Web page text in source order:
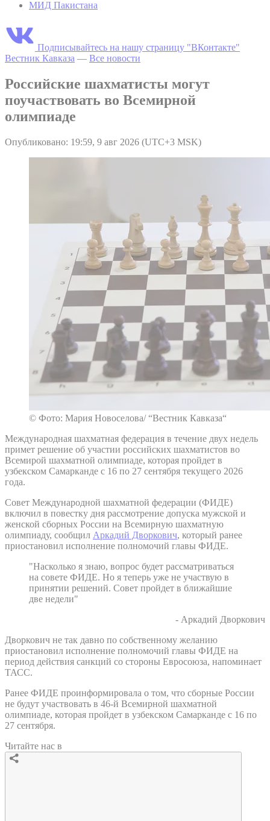
МИД Пакистана
Подписывайтесь на нашу страницу "ВКонтакте"
Вестник Кавказа — Все новости
Российские шахматисты могут
поучаствовать во Всемирной
олимпиаде
Опубликовано: 19:59, 9 авг 2026 (UTC+3 MSK)
© Фото: Мария Новоселова/ “Вестник Кавказа“
Международная шахматная федерация в течение двух недель
примет решение об участии российских шахматистов во
Всемирой шахматной олимпиаде, которая пройдет в
узбекском Самарканде с 16 по 27 сентября текущего 2026
года.
Совет Международной шахматной федерации (ФИДЕ)
включил в повестку дня рассмотрение допуска мужской и
женской сборных России на Всемирную шахматную
олимпиаду, сообщил Аркадий Дворкович, который ранее
приостановил исполнение полномочий главы ФИДЕ.
"Насколько я знаю, вопрос будет рассматриваться
на совете ФИДЕ. Но я теперь уже не участвую в
принятии решений. Совет пройдет в ближайшие
две недели"
- Аркадий Дворкович
Дворкович не так давно по собственному желанию
приостановил исполнение полномочий главы ФИДЕ на
период действия санкций со стороны Евросоюза, напоминает
ТАСС.
Ранее ФИДЕ проинформировала о том, что сборные России
не будут участвовать в 46-й Всемирной шахматной
олимпиаде, которая пройдет в узбекском Самарканде с 16 по
27 сентября.
Читайте нас в